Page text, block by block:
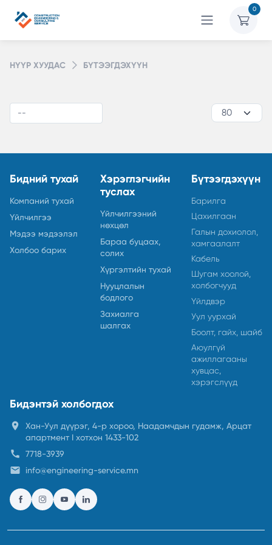
0
НҮҮР ХУУДАС БҮТЭЭГДЭХҮҮН
Бидний тухай
Компаний тухай
Үйлчилгээ
Мэдээ мэдээлэл
Холбоо барих
Хэрэглэгчийн
туслах
Үйлчилгээний
нөхцөл
Бараа буцаах,
солих
Хүргэлтийн тухай
Нууцлалын
бодлого
Захиалга
шалгах
Бүтээгдэхүүн
Барилга
Цахилгаан
Галын дохиолол,
хамгаалалт
Кабель
Шугам хоолой,
холбогчууд
Үйлдвэр
Уул уурхай
Боолт, гайх, шайб
Аюулгүй
ажиллагааны
хувцас,
хэрэгслүүд
Бидэнтэй холбогдох
location_on
Хан-Уул дүүрэг, 4-р хороо, Наадамчдын гудамж, Арцат
апартмент I хотхон 1433-102
call 7718-3939
email info@engineering-service.mn